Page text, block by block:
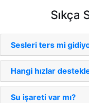
Sıkça
Sesleri ters mi
Hangi hızlar
Su işareti var mı?